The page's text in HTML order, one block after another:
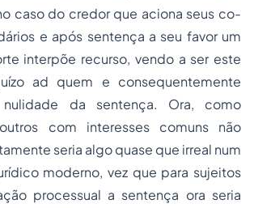
caso do credor que aciona seus co-
e após sentença a seu favor um
interpõe recurso, vendo a ser este
ad quem e consequentemente
da sentença. Ora, como
com interesses comuns não
seria algo quase que irreal num
moderno, vez que para sujeitos
processual a sentença ora seria